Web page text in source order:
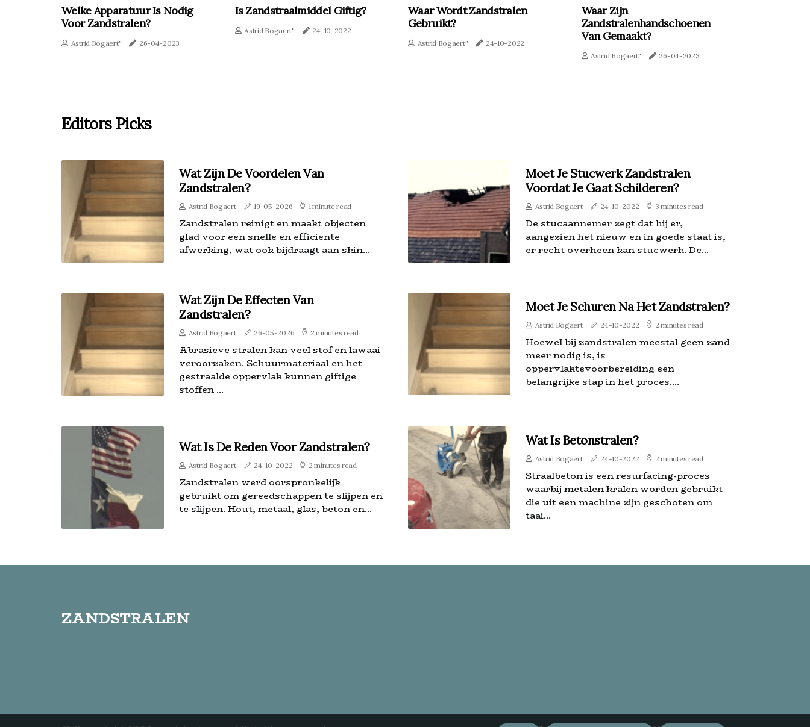
Welke Apparatuur Is Nodig
Voor Zandstralen?
Astrid Bogaert" 26-04-2023
Is Zandstraalmiddel Giftig?
Astrid Bogaert" 24-10-2022
Waar Wordt Zandstralen
Gebruikt?
Astrid Bogaert" 24-10-2022
Waar Zijn
Zandstralenhandschoenen
Van Gemaakt?
Astrid Bogaert" 26-04-2023
Editors Picks
Wat Zijn De Voordelen Van
Zandstralen?
Astrid Bogaert 19-05-2026 1 minute read
Zandstralen reinigt en maakt objecten
glad voor een snelle en efficiënte
afwerking, wat ook bijdraagt aan skin...
Moet Je Stucwerk Zandstralen
Voordat Je Gaat Schilderen?
Astrid Bogaert 24-10-2022 3 minutes read
De stucaannemer zegt dat hij er,
aangezien het nieuw en in goede staat is,
er recht overheen kan stucwerk. De...
Wat Zijn De Effecten Van
Zandstralen?
Astrid Bogaert 26-05-2026 2 minutes read
Abrasieve stralen kan veel stof en lawaai
veroorzaken. Schuurmateriaal en het
gestraalde oppervlak kunnen giftige
stoffen ...
Moet Je Schuren Na Het Zandstralen?
Astrid Bogaert 24-10-2022 2 minutes read
Hoewel bij zandstralen meestal geen zand
meer nodig is, is
oppervlaktevoorbereiding een
belangrijke stap in het proces....
Wat Is De Reden Voor Zandstralen?
Astrid Bogaert 24-10-2022 2 minutes read
Zandstralen werd oorspronkelijk
gebruikt om gereedschappen te slijpen en
te slijpen. Hout, metaal, glas, beton en...
Wat Is Betonstralen?
Astrid Bogaert 24-10-2022 2 minutes read
Straalbeton is een resurfacing-proces
waarbij metalen kralen worden gebruikt
die uit een machine zijn geschoten om
taai...
zandstralen